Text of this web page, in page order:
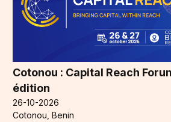
Cotonou : Capital Reach
édition
26-10-2026
Cotonou, Benin